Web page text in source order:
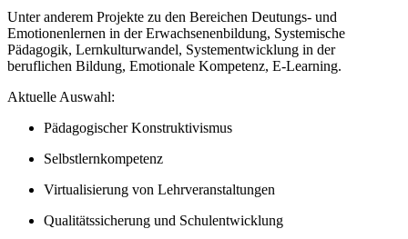
Unter anderem Projekte zu den Bereichen Deutungs- und
Emotionenlernen in der Erwachsenenbildung, Systemische
Pädagogik, Lernkulturwandel, Systementwicklung in der
beruflichen Bildung, Emotionale Kompetenz, E-Learning.
Aktuelle Auswahl:
Pädagogischer Konstruktivismus
Selbstlernkompetenz
Virtualisierung von Lehrveranstaltungen
Qualitätssicherung und Schulentwicklung